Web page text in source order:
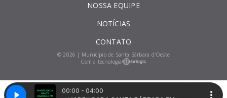
00:00 - 04:00
NOSSA EQUIPE
NOTÍCIAS
CONTATO
© 2026 | Município de Santa Bárbara d'Oeste
Com a tecnologia